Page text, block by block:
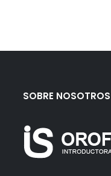
SOBRE NOSOTROS